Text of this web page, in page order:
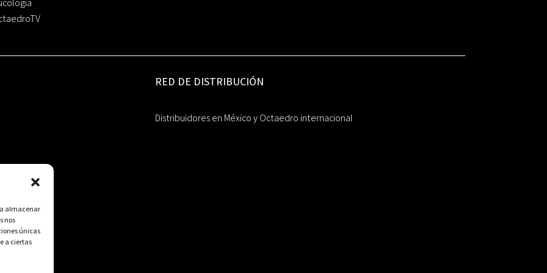
almacenar
nos
únicas
a ciertas
RED DE DISTRIBUCIÓN
Distribuidores en México y Octaedro internacional